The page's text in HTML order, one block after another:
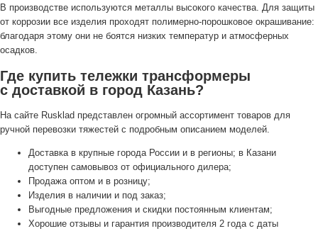
В производстве используются металлы высокого качества. Для защиты
от коррозии все изделия проходят полимерно-порошковое окрашивание:
благодаря этому они не боятся низких температур и атмосферных
осадков.
Где купить тележки трансформеры
с доставкой в город Казань?
На сайте Rusklad представлен огромный ассортимент товаров для
ручной перевозки тяжестей с подробным описанием моделей.
Доставка в крупные города России и в регионы; в Казани
доступен самовывоз от официального дилера;
Продажа оптом и в розницу;
Изделия в наличии и под заказ;
Выгодные предложения и скидки постоянным клиентам;
Хорошие отзывы и гарантия производителя 2 года с даты